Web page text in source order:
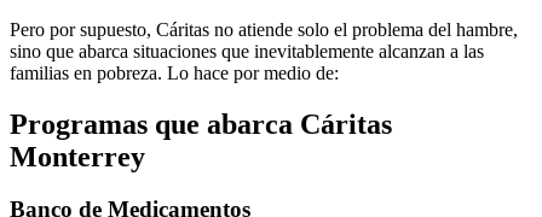
Pero por supuesto, Cáritas no atiende solo el problema del hambre,
sino que abarca situaciones que inevitablemente alcanzan a las
familias en pobreza. Lo hace por medio de:
Programas que abarca Cáritas
Monterrey
Banco de Medicamentos